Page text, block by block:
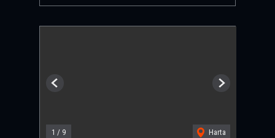
1 / 9 Harta
Previous Next